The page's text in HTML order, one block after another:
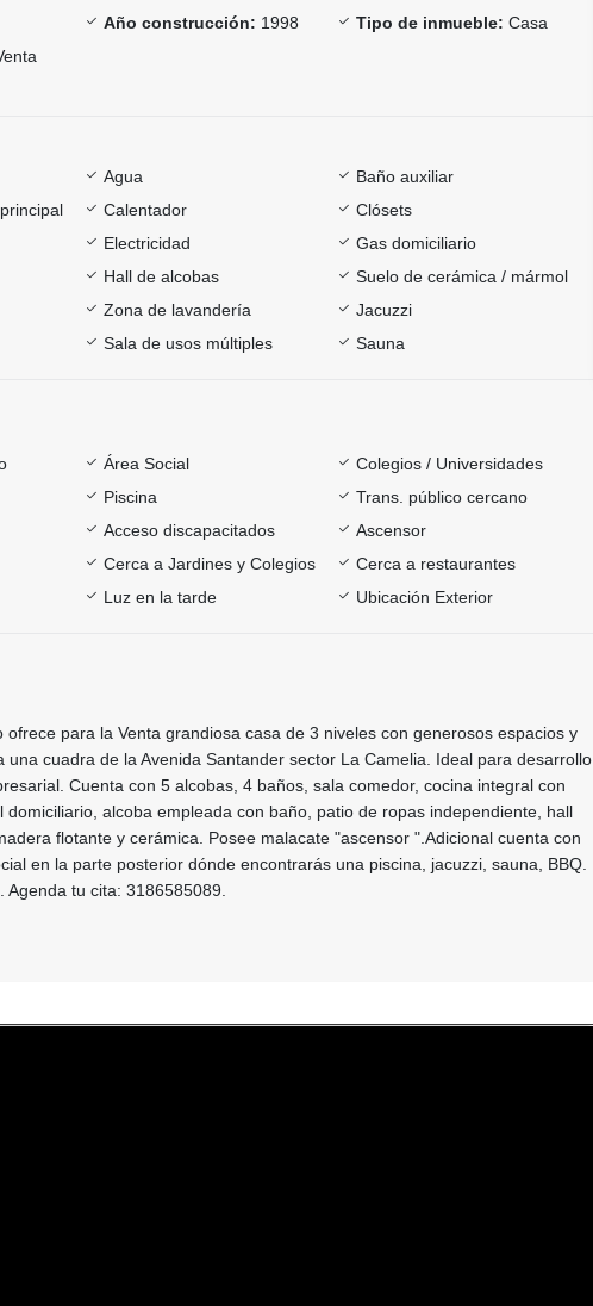
Año construcción: 1998 Tipo de inmueble: Casa
Agua
Baño auxiliar
Calentador
Clósets
Electricidad
Gas domiciliario
Hall de alcobas
Suelo de cerámica / mármol
Zona de lavandería
Jacuzzi
Sala de usos múltiples Sauna
Área Social
Colegios / Universidades
Piscina
Trans. público cercano
Acceso discapacitados
Ascensor
Cerca a Jardines y Colegios
Cerca a restaurantes
Luz en la tarde Ubicación Exterior
ofrece para la Venta grandiosa casa de 3 niveles con generosos espacios y
una cuadra de la Avenida Santander sector La Camelia. Ideal para desarrollo
Cuenta con 5 alcobas, 4 baños, sala comedor, cocina integral con
domiciliario, alcoba empleada con baño, patio de ropas independiente, hall
flotante y cerámica. Posee malacate "ascensor ".Adicional cuenta con
en la parte posterior dónde encontrarás una piscina, jacuzzi, sauna, BBQ.
tu cita: 3186585089.